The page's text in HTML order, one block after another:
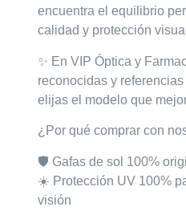
encuentra el equilibrio
calidad y protección
✨ En VIP Óptica y
reconocidas y
elijas el modelo que
¿Por qué comprar con
🛡️ Gafas de sol 100%
☀️ Protección UV 100%
visión